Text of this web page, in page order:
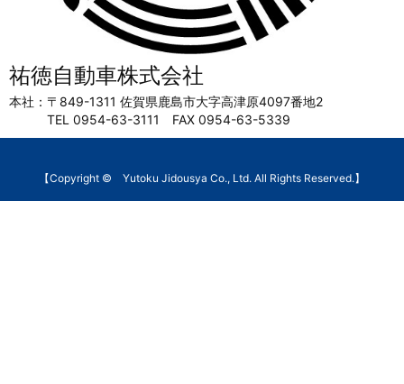
祐徳自動車株式会社
本社：〒849-1311 佐賀県鹿島市大字高津原4097番地2
TEL 0954-63-3111 FAX 0954-63-5339
【Copyright © Yutoku Jidousya Co., Ltd. All Rights Reserved.】